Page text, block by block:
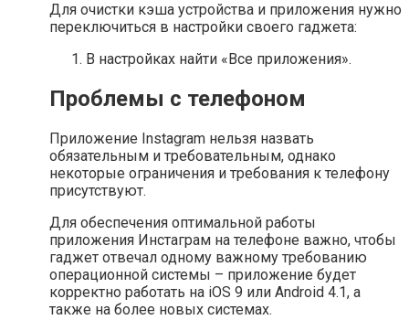
Для очистки кэша устройства и приложения нужно
переключиться в настройки своего гаджета:
В настройках найти «Все приложения».
Проблемы с телефоном
Приложение Instagram нельзя назвать
обязательным и требовательным, однако
некоторые ограничения и требования к телефону
присутствуют.
Для обеспечения оптимальной работы
приложения Инстаграм на телефоне важно, чтобы
гаджет отвечал одному важному требованию
операционной системы – приложение будет
корректно работать на iOS 9 или Android 4.1, а
также на более новых системах.